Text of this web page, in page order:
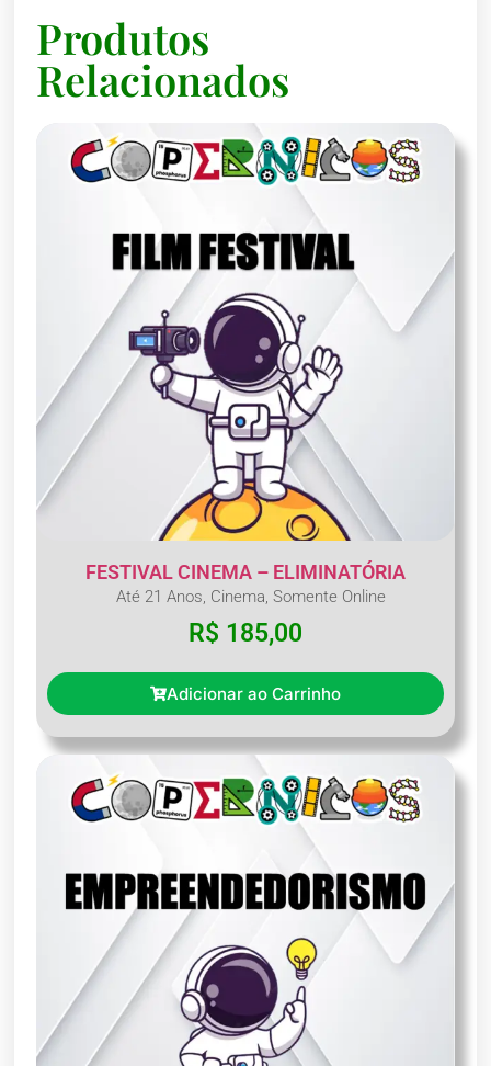
Produtos
Relacionados
FESTIVAL CINEMA – ELIMINATÓRIA
Até 21 Anos, Cinema, Somente Online
R$ 185,00
Adicionar ao Carrinho